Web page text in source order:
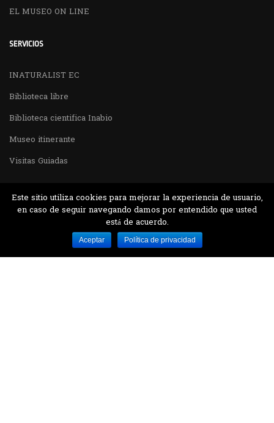
EL MUSEO ON LINE
SERVICIOS
INATURALIST EC
Biblioteca libre
Biblioteca cientifica Inabio
Museo itinerante
Visitas Guiadas
Desarrollado por MJTEC.
Este sitio utiliza cookies para mejorar la experiencia de usuario,
en caso de seguir navegando damos por entendido que usted
está de acuerdo.
Aceptar Política de privacidad